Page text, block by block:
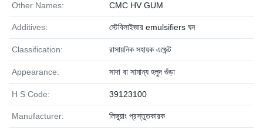
Other Names: CMC HV GUM
Additives: স্টেবিলাইজার emulsifiers ঘন
Classification: রাসায়নিক সহায়ক এজেন্ট
Appearance: সাদা বা সামান্য হলুদ গুঁড়া
H S Code: 39123100
Manufacturer: লিঙ্গুয়াং প্রস্তুতকারক